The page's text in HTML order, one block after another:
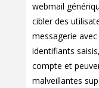
webmail
cibler des
messagerie
identifiants
compte et
malveillantes